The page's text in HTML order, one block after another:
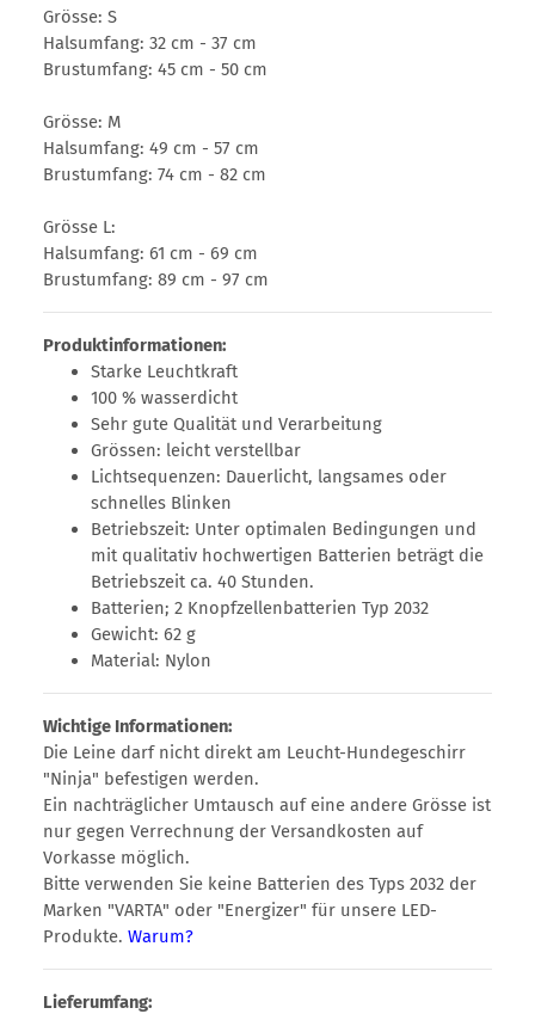
Grösse: S
Halsumfang: 32 cm - 37 cm
Brustumfang: 45 cm - 50 cm
Grösse: M
Halsumfang: 49 cm - 57 cm
Brustumfang: 74 cm - 82 cm
Grösse L:
Halsumfang: 61 cm - 69 cm
Brustumfang: 89 cm - 97 cm
Produktinformationen:
Starke Leuchtkraft
100 % wasserdicht
Sehr gute Qualität und Verarbeitung
Grössen: leicht verstellbar
Lichtsequenzen: Dauerlicht, langsames oder
schnelles Blinken
Betriebszeit: Unter optimalen Bedingungen und
mit qualitativ hochwertigen Batterien beträgt die
Betriebszeit ca. 40 Stunden.
Batterien; 2 Knopfzellenbatterien Typ 2032
Gewicht: 62 g
Material: Nylon
Wichtige Informationen:
Die Leine darf nicht direkt am Leucht-Hundegeschirr
"Ninja" befestigen werden.
Ein nachträglicher Umtausch auf eine andere Grösse ist
nur gegen Verrechnung der Versandkosten auf
Vorkasse möglich.
Bitte verwenden Sie keine Batterien des Typs 2032 der
Marken "VARTA" oder "Energizer" für unsere LED-
Produkte. Warum?
Lieferumfang: